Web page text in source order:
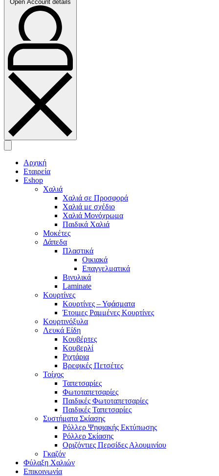
Open Account details
Αρχική
Εταιρεία
Eshop
Χαλιά
Χαλιά σε Προσφορά
Χαλιά με σχέδιο
Χαλιά Μονόχρωμα
Παιδικά Χαλιά
Μοκέτες
Δάπεδα
Πλαστικά
Οικιακά
Επαγγελματικά
Βινυλικά
Laminate
Κουρτίνες
Κουρτίνες – Υφάσματα
Έτοιμες Ραμμένες Κουρτίνες
Κουρτινόξυλα
Λευκά Είδη
Κουβέρτες
Κουβερλί
Ριχτάρια
Βρεφικές Πετσέτες
Τοίχος
Ταπετσαρίες
Φωτοταπετσαρίες
Παιδικές Φωτοταπετσαρίες
Παιδικές Ταπετσαρίες
Συστήματα Σκίασης
Ρόλλερ Ψηφιακής Εκτύπωσης
Ρόλλερ Σκίασης
Οριζόντιες Περσίδες Αλουμινίου
Γκαζόν
Φύλαξη Χαλιών
Επικοινωνία